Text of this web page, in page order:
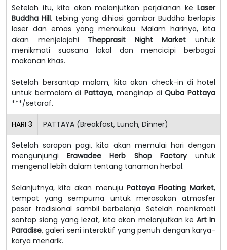
Setelah itu, kita akan melanjutkan perjalanan ke Laser
Buddha Hill, tebing yang dihiasi gambar Buddha berlapis
laser dan emas yang memukau. Malam harinya, kita
akan menjelajahi Thepprasit Night Market untuk
menikmati suasana lokal dan mencicipi berbagai
makanan khas.
Setelah bersantap malam, kita akan check-in di hotel
untuk bermalam diPattaya, menginap diQuba Pattaya
***/setaraf.
HARI 3 PATTAYA (Breakfast, Lunch, Dinner)
Setelah sarapan pagi, kita akan memulai hari dengan
mengunjungiErawadee Herb Shop Factoryuntuk
mengenal lebih dalam tentang tanaman herbal.
Selanjutnya, kita akan menuju Pattaya Floating Market,
tempat yang sempurna untuk merasakan atmosfer
pasar tradisional sambil berbelanja. Setelah menikmati
santap siang yang lezat, kita akan melanjutkan ke Art In
Paradise, galeri seni interaktif yang penuh dengan karya-
karya menarik.